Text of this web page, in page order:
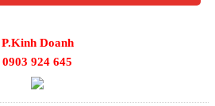
P.Kinh Doanh
0903 924 645